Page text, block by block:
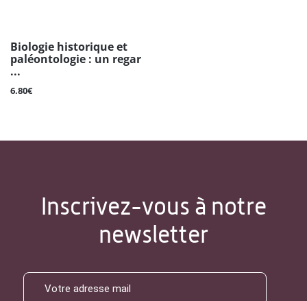
Biologie historique et
paléontologie : un regar
...
6.80€
Inscrivez-vous à notre
newsletter